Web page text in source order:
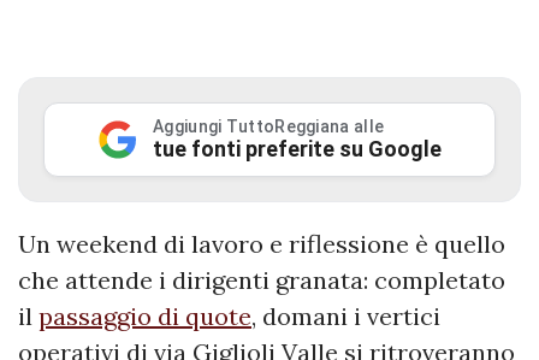
Aggiungi TuttoReggiana alle
tue fonti preferite su Google
Un weekend di lavoro e riflessione è quello
che attende i dirigenti granata: completato
il passaggio di quote, domani i vertici
operativi di via Giglioli Valle si ritroveranno